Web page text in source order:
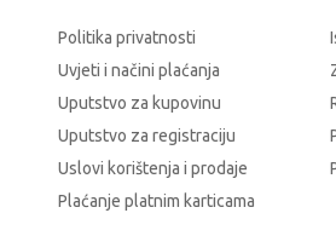
Politika privatnosti
Uvjeti i načini plaćanja
Uputstvo za kupovinu
Uputstvo za registraciju
Uslovi korištenja i prodaje
Plaćanje platnim karticama